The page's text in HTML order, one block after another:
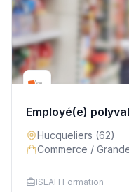
Employé(e)
Hucqueliers (62)
Commerce /
ISEAH Formation